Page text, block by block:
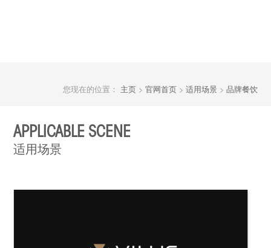
您现在的位置： 主页> 官网首页> 适用场景> 品牌餐饮
APPLICABLE SCENE
适用场景